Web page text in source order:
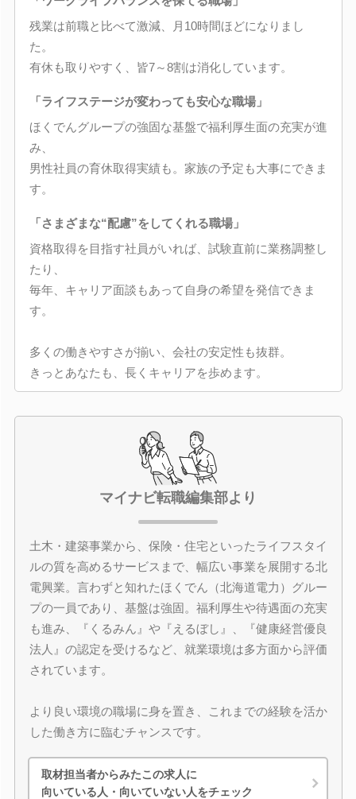
残業は前職と比べて激減、月10時間ほどになりまし
た。
有休も取りやすく、皆7～8割は消化しています。
「ライフステージが変わっても安心な職場」
ほくでんグループの強固な基盤で福利厚生面の充実が進
み、
男性社員の育休取得実績も。家族の予定も大事にできま
す。
「さまざまな“配慮”をしてくれる職場」
資格取得を目指す社員がいれば、試験直前に業務調整し
たり、
毎年、キャリア面談もあって自身の希望を発信できま
す。
多くの働きやすさが揃い、会社の安定性も抜群。
きっとあなたも、長くキャリアを歩めます。
マイナビ転職編集部より
土木・建築事業から、保険・住宅といったライフスタイ
ルの質を高めるサービスまで、幅広い事業を展開する北
電興業。言わずと知れたほくでん（北海道電力）グルー
プの一員であり、基盤は強固。福利厚生や待遇面の充実
も進み、『くるみん』や『えるぼし』、『健康経営優良
法人』の認定を受けるなど、就業環境は多方面から評価
されています。
より良い環境の職場に身を置き、これまでの経験を活か
した働き方に臨むチャンスです。
取材担当者からみたこの求人に
向いている人・向いていない人をチェック